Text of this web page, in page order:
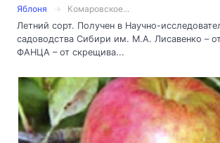
Яблоня
Комаровское...
Летний сорт. Получен в Научно-
садоводства Сибири им. М.А. Лисавенко –
ФАНЦА – от скрещива...